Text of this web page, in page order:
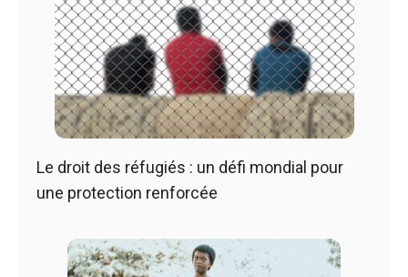
Le droit des réfugiés : un défi mondial pour
une protection renforcée